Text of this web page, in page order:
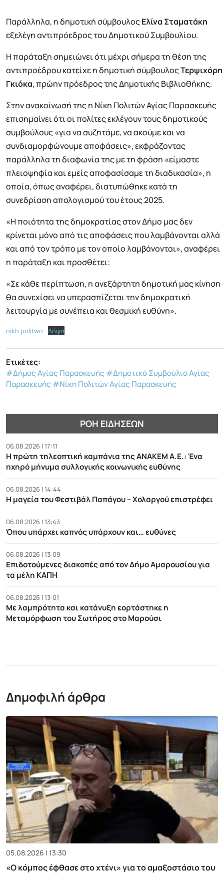
Παράλληλα, η δημοτική σύμβουλοςΕλίνα Σταματάκη
εξελέγη αντιπρόεδρος του Δημοτικού Συμβουλίου.
Η παράταξη σημειώνει ότι μέχρι σήμερα τη θέση της
αντιπροέδρου κατείχε η δημοτική σύμβουλοςΤερψιχόρη
Γκιόκα, πρώην πρόεδρος της Δημοτικής Βιβλιοθήκης.
Στην ανακοίνωσή της η Νίκη Πολιτών Αγίας Παρασκευής
επισημαίνει ότι οι πολίτες εκλέγουν τους δημοτικούς
συμβούλους «για να συζητάμε, να ακούμε και να
συνδιαμορφώνουμε αποφάσεις», εκφράζοντας
παράλληλα τη διαφωνία της με τη φράση «είμαστε
πλειοψηφία και εμείς αποφασίσαμε τη διαδικασία», η
οποία, όπως αναφέρει, διατυπώθηκε κατά τη
συνεδρίαση απολογισμού του έτους 2025.
«Η ποιότητα της δημοκρατίας στον Δήμο μας δεν
κρίνεται μόνο από τις αποφάσεις που λαμβάνονται αλλά
και από τον τρόπο με τον οποίο λαμβάνονται», αναφέρει
η παράταξη και προσθέτει:
«Σε κάθε περίπτωση, η ανεξάρτητη δημοτική μας κίνηση
θα συνεχίσει να υπερασπίζεται την δημοκρατική
λειτουργία με συνέπεια και θεσμική ευθύνη».
nikh politwn Λήψη
Ετικέτες:
#Δήμος Αγίας Παρασκευής #Δημοτικό Συμβούλιο Αγίας
Παρασκευής #Νίκη Πολιτών Αγίας Παρασκευής
ΡΟΉ ΕΙΔΉΣΕΩΝ
06.08.2026 | 17:11
Η πρώτη τηλεοπτική καμπάνια της ΑΝΑΚΕΜ Α.Ε.: Ένα
ηχηρό μήνυμα συλλογικής κοινωνικής ευθύνης
06.08.2026 | 14:44
Η μαγεία του Φεστιβάλ Παπάγου – Χολαργού επιστρέφει
06.08.2026 | 13:43
Όπου υπάρχει καπνός υπάρχουν και… ευθύνες
06.08.2026 | 13:09
Επιδοτούμενες διακοπές από τον Δήμο Αμαρουσίου για
τα μέλη ΚΑΠΗ
06.08.2026 | 13:01
Με λαμπρότητα και κατάνυξη εορτάστηκε η
Μεταμόρφωση του Σωτήρος στο Μαρούσι
Δημοφιλή άρθρα
05.08.2026 | 13:30
«Ο κόμπος έφθασε στο χτένι» για το αμαξοστάσιο του